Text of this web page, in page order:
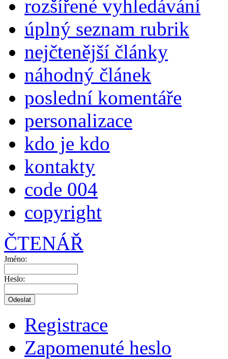
rozšířené vyhledávání
úplný seznam rubrik
nejčtenější články
náhodný článek
poslední komentáře
personalizace
kdo je kdo
kontakty
code 004
copyright
ČTENÁŘ
Jméno:
Heslo:
Registrace
Zapomenuté heslo